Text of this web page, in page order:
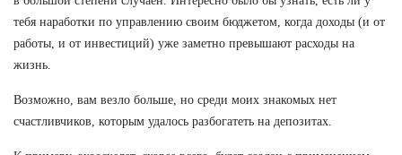
тебя наработки по управлению своим бюджетом, когда доходы (и от
работы, и от инвестиций) уже заметно превышают расходы на
жизнь.
Возможно, вам везло больше, но среди моих знакомых нет
счастливчиков, которым удалось разбогатеть на депозитах.